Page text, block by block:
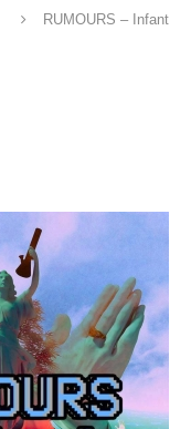
RUMOURS – Infant